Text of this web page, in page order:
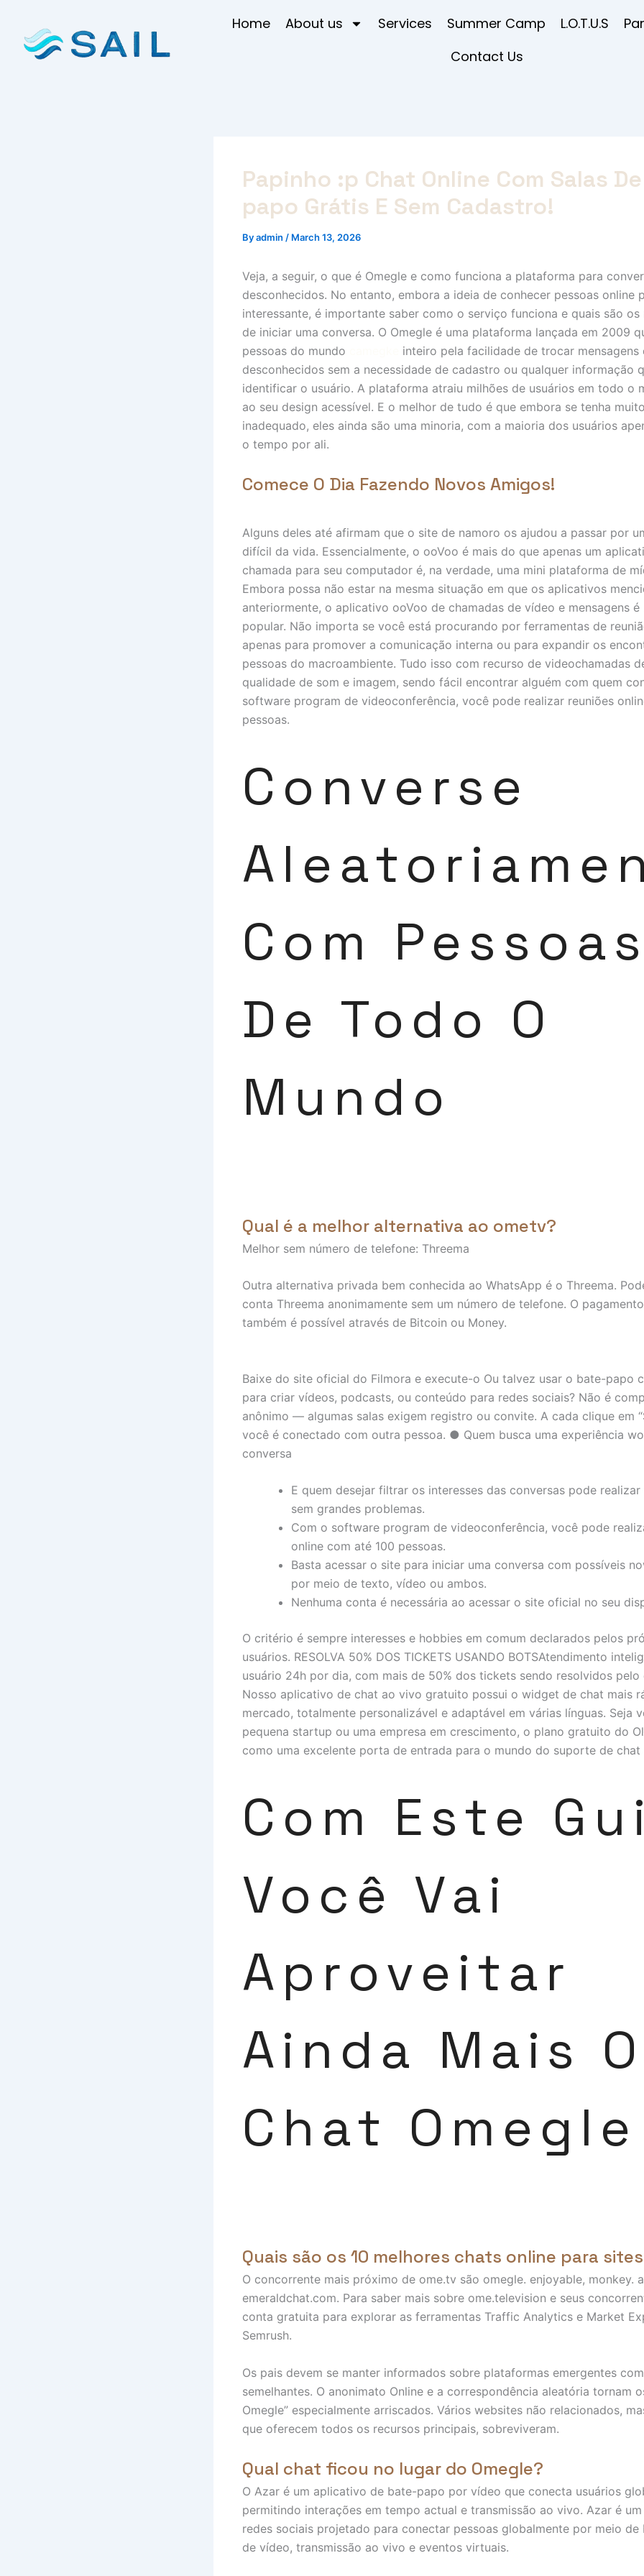
content
Home About us Services Summer Camp L.O.T.U.S
Contact Us
Papinho :p Chat Online Com Salas
papo Grátis E Sem Cadastro!
Byadmin / March 13, 2026
Veja, a seguir, o que é Omegle e como funciona a plataforma para
desconhecidos. No entanto, embora a ideia de conhecer pessoas online
interessante, é importante saber como o serviço funciona e quais são os
de iniciar uma conversa. O Omegle é uma plataforma lançada em 2009
pessoas do mundo
inteiro pela facilidade de trocar mensagens
desconhecidos sem a necessidade de cadastro ou qualquer informação
identificar o usuário. A plataforma atraiu milhões de usuários em todo o
ao seu design acessível. E o melhor de tudo é que embora se tenha
inadequado, eles ainda são uma minoria, com a maioria dos usuários
o tempo por ali.
Comece O Dia Fazendo Novos Amigos!
Alguns deles até afirmam que o site de namoro os ajudou a passar por
difícil da vida. Essencialmente, o ooVoo é mais do que apenas um
chamada para seu computador é, na verdade, uma mini plataforma de
Embora possa não estar na mesma situação em que os aplicativos
anteriormente, o aplicativo ooVoo de chamadas de vídeo e mensagens é
popular. Não importa se você está procurando por ferramentas de
apenas para promover a comunicação interna ou para expandir os
pessoas do macroambiente. Tudo isso com recurso de videochamadas
qualidade de som e imagem, sendo fácil encontrar alguém com quem
software program de videoconferência, você pode realizar reuniões
pessoas.
Converse
Com Pessoas
De Todo O
Mundo
Qual é a melhor alternativa ao ometv?
Melhor sem número de telefone: Threema
Outra alternativa privada bem conhecida ao WhatsApp é o Threema.
conta Threema anonimamente sem um número de telefone. O
também é possível através de Bitcoin ou Money.
Baixe do site oficial do Filmora e execute-o Ou talvez usar o bate-papo
para criar vídeos, podcasts, ou conteúdo para redes sociais? Não é
anônimo — algumas salas exigem registro ou convite. A cada clique em
você é conectado com outra pessoa. ● Quem busca uma experiência
conversa
E quem desejar filtrar os interesses das conversas pode realizar
sem grandes problemas.
Com o software program de videoconferência, você pode
online com até 100 pessoas.
Basta acessar o site para iniciar uma conversa com possíveis
por meio de texto, vídeo ou ambos.
Nenhuma conta é necessária ao acessar o site oficial no seu
O critério é sempre interesses e hobbies em comum declarados pelos
usuários. RESOLVA 50% DOS TICKETS USANDO BOTSAtendimento
usuário 24h por dia, com mais de 50% dos tickets sendo resolvidos pelo
Nosso aplicativo de chat ao vivo gratuito possui o widget de chat mais
mercado, totalmente personalizável e adaptável em várias línguas. Seja
pequena startup ou uma empresa em crescimento, o plano gratuito do
como uma excelente porta de entrada para o mundo do suporte de chat
Com Este
Você Vai
Aproveitar
Ainda Mais O
Chat Omegle
Quais são os 10 melhores chats online para
O concorrente mais próximo de ome.tv são omegle. enjoyable, monkey.
emeraldchat.com. Para saber mais sobre ome.television e seus
conta gratuita para explorar as ferramentas Traffic Analytics e Market
Semrush.
Os pais devem se manter informados sobre plataformas emergentes
semelhantes. O anonimato Online e a correspondência aleatória tornam
Omegle” especialmente arriscados. Vários websites não relacionados,
que oferecem todos os recursos principais, sobreviveram.
Qual chat ficou no lugar do Omegle?
O Azar é um aplicativo de bate-papo por vídeo que conecta usuários
permitindo interações em tempo actual e transmissão ao vivo. Azar é
redes sociais projetado para conectar pessoas globalmente por meio
de vídeo, transmissão ao vivo e eventos virtuais.